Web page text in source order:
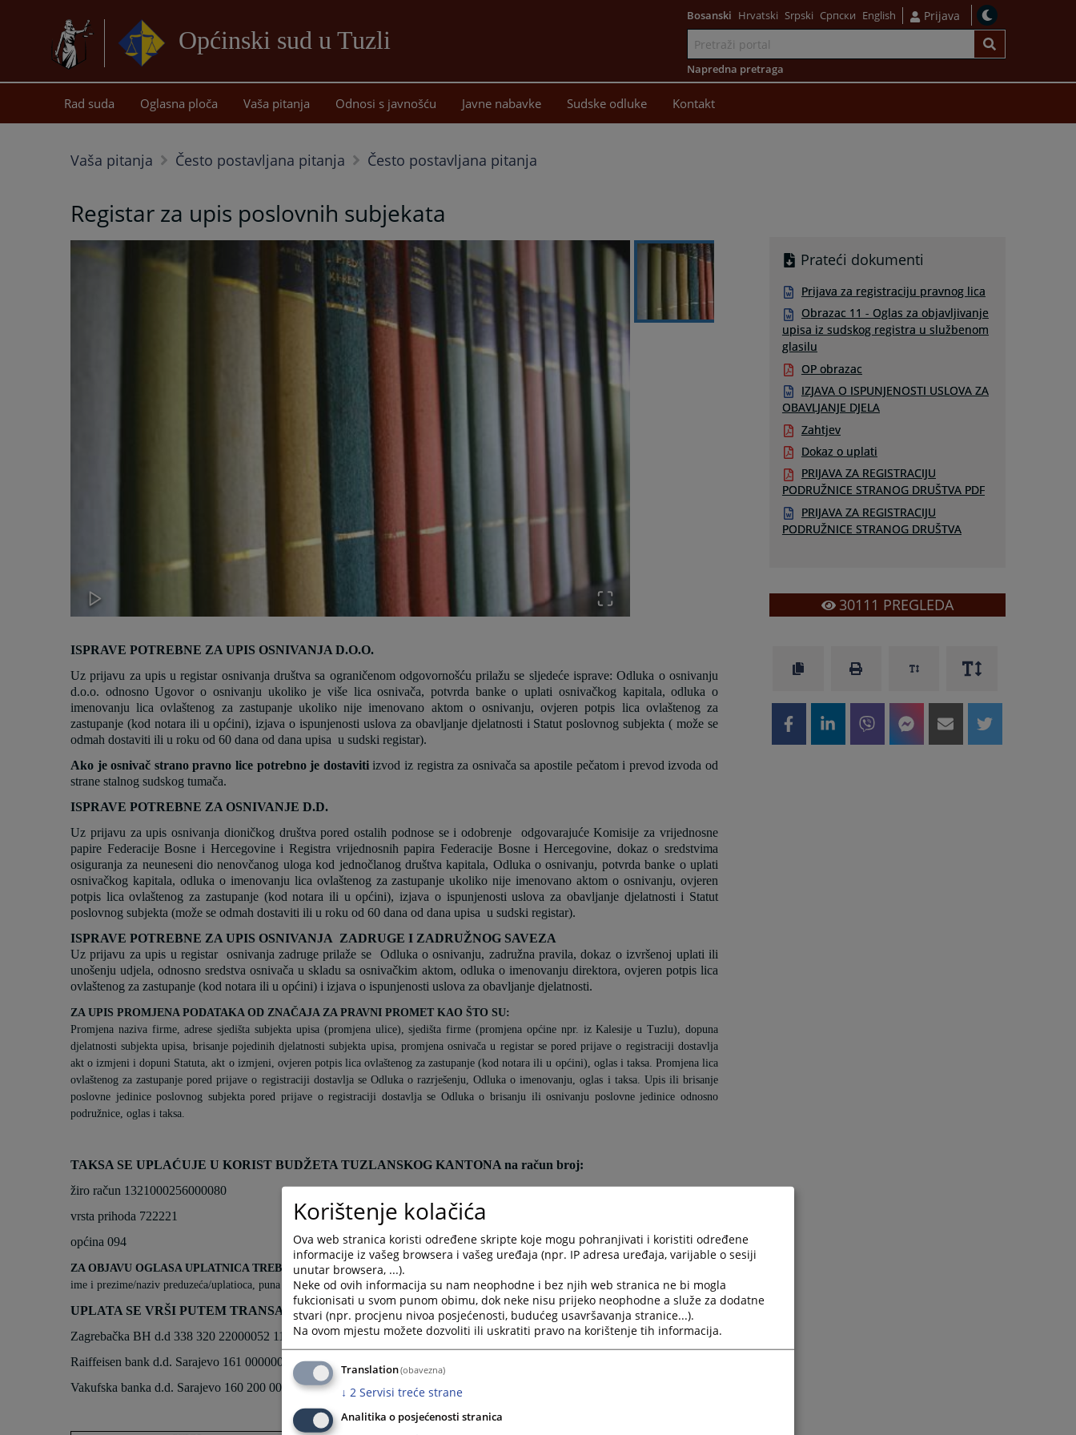
Općinski sud u Tuzli
sadržaj
Bosanski Hrvatski Srpski Српски English Prijava
Napredna pretraga
Rad suda Oglasna ploča Vaša pitanja Odnosi s javnošću Javne nabavke Sudske odluke Kontakt
Vaša pitanja Često postavljana pitanja Često postavljana pitanja
Registar za upis poslovnih subjekata
ISPRAVE POTREBNE ZA UPIS OSNIVANJA D.O.O.
Uz prijavu za upis u registar osnivanja društva sa ograničenom odgovornošću prilažu se sljedeće isprave: Odluka o osnivanju
d.o.o. odnosno Ugovor o osnivanju ukoliko je više lica osnivača, potvrda banke o uplati osnivačkog kapitala, odluka o
imenovanju lica ovlaštenog za zastupanje ukoliko nije imenovano aktom o osnivanju, ovjeren potpis lica ovlaštenog za
zastupanje (kod notara ili u općini), izjava o ispunjenosti uslova za obavljanje djelatnosti i Statut poslovnog subjekta ( može se
odmah dostaviti ili u roku od 60 dana od dana upisa u sudski registar).
Ako je osnivač strano pravno lice potrebno je dostavitiizvod iz registra za osnivača sa apostile pečatom i prevod izvoda od
strane stalnog sudskog tumača.
ISPRAVE POTREBNE ZA OSNIVANJE D.D.
Uz prijavu za upis osnivanja dioničkog društvapored ostalih podnose se i odobrenje
odgovarajuće Komisije za vrijednosne
papire Federacije Bosne i Hercegovine i Registra vrijednosnih papira Federacije Bosne i Hercegovine, dokaz o sredstvima
osiguranja za neuneseni dio nenovčanog uloga kod jednočlanog društva kapitala, Odluka o osnivanju, potvrda banke o uplati
osnivačkog kapitala, odluka o imenovanju lica ovlaštenog za zastupanje ukoliko nije imenovano aktom o osnivanju, ovjeren
potpis lica ovlaštenog za zastupanje (kod notara ili u općini), izjava o ispunjenosti uslova za obavljanje djelatnosti i Statut
poslovnog subjekta (može se odmah dostaviti ili u roku od 60 dana od dana upisa u sudski registar).
ISPRAVE POTREBNE ZA UPIS OSNIVANJA ZADRUGE I ZADRUŽNOG SAVEZA
Uz prijavu za upis u registar osnivanja zadruge prilaže se Odluka o osnivanju, zadružna pravila, dokaz o izvršenoj uplati ili
unošenju udjela, odnosno sredstva osnivača u skladu sa osnivačkim aktom, odluka o imenovanju direktora, ovjeren potpis lica
ovlaštenog za zastupanje (kod notara ili u općini) i izjava o ispunjenosti uslova za obavljanje djelatnosti.
ZA UPIS PROMJENA PODATAKA OD ZNAČAJA ZA PRAVNI PROMET KAO ŠTO SU:
Promjena naziva firme, adrese sjedišta subjekta upisa (promjena ulice), sjedišta firme (promjena općine npr. iz Kalesije u Tuzlu), dopuna
djelatnosti subjekta upisa, brisanje pojedinih djelatnosti subjekta upisa, promjena osnivača u registar se pored prijave o registraciji dostavlja
akt o izmjeni i dopuni Statuta, akt o izmjeni, ovjeren potpis lica ovlaštenog za zastupanje (kod notara ili u općini), oglas i taksa. Promjena lica
ovlaštenog za zastupanje pored prijave o registraciji dostavlja se Odluka o razrješenju, Odluka o imenovanju, oglas i taksa. Upis ili brisanje
poslovne jedinice poslovnog subjekta pored prijave o registraciji dostavlja se Odluka o brisanju ili osnivanju poslovne jedinice odnosno
podružnice, oglas i taksa.
TAKSA SE UPLAĆUJE U KORIST BUDŽETA TUZLANSKOG KANTONA na račun broj:
žiro račun 1321000256000080
vrsta prihoda 722221
općina 094
ZA OBJAVU OGLASA UPLATNICA TREBA OBAVEZNO DA SADRŽI:
ime i prezime/naziv preduzeća/uplatioca, puna adresa uplatioca, svrha doznake, naziv primaoca, mjesto i datum uplate
UPLATA SE VRŠI PUTEM TRANSAKCIJSKIH RAČUNA KOD JEDNE OD SLIJEDEĆIH BANAKA
Zagrebačka BH d.d 338 320 22000052 11
Raiffeisen bank d.d. Sarajevo 161 00000071700 57
Vakufska banka d.d. Sarajevo 160 200 00005746 51
Prateći dokumenti
Prijava za registraciju pravnog lica
Obrazac 11 - Oglas za objavljivanje
upisa iz sudskog registra u službenom
glasilu
OP obrazac
IZJAVA O ISPUNJENOSTI USLOVA ZA
OBAVLJANJE DJELA
Zahtjev
Dokaz o uplati
PRIJAVA ZA REGISTRACIJU
PODRUŽNICE STRANOG DRUŠTVA PDF
PRIJAVA ZA REGISTRACIJU
PODRUŽNICE STRANOG DRUŠTVA
30111 PREGLEDA
Korištenje kolačića
Ova web stranica koristi određene skripte koje mogu pohranjivati i koristiti određene
informacije iz vašeg browsera i vašeg uređaja (npr. IP adresa uređaja, varijable o sesiji
unutar browsera, ...).
Neke od ovih informacija su nam neophodne i bez njih web stranica ne bi mogla
fukcionisati u svom punom obimu, dok neke nisu prijeko neophodne a služe za dodatne
stvari (npr. procjenu nivoa posjećenosti, budućeg usavršavanja stranice...).
Na ovom mjestu možete dozvoliti ili uskratiti pravo na korištenje tih informacija.
Translation(obavezna)
↓ 2 Servisi treće strane
Analitika o posjećenosti stranica